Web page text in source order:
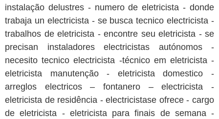
instalação delustres - numero de eletricista - donde
trabaja un electricista - se busca tecnico electricista -
trabalhos de eletricista - encontre seu eletricista - se
precisan instaladores electricistas autónomos -
necesito tecnico electricista -técnico em eletricista -
eletricista manutenção - eletricista domestico -
arreglos electricos – fontanero – electricista -
eletricista de residência - electricistase ofrece - cargo
de eletricista - eletricista para finais de semana -